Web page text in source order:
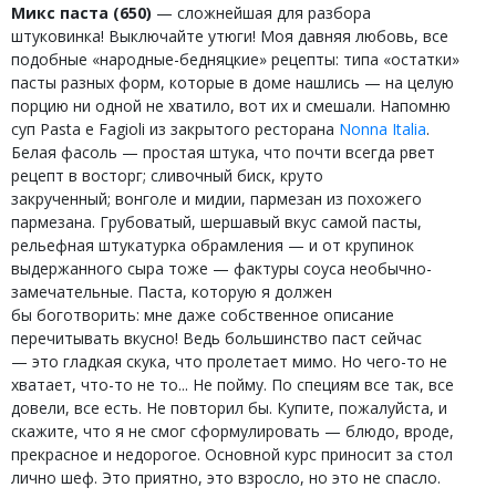
Микс паста (650) — сложнейшая для разбора
штуковинка! Выключайте утюги! Моя давняя любовь, все
подобные «народные-бедняцкие» рецепты: типа «остатки»
пасты разных форм, которые в доме нашлись — на целую
порцию ни одной не хватило, вот их и смешали. Напомню
суп Pasta e Fagioli из закрытого ресторана Nonna Italia.
Белая фасоль — простая штука, что почти всегда рвет
рецепт в восторг; сливочный биск, круто
закрученный; вонголе и мидии, пармезан из похожего
пармезана. Грубоватый, шершавый вкус самой пасты,
рельефная штукатурка обрамления — и от крупинок
выдержанного сыра тоже — фактуры соуса необычно-
замечательные. Паста, которую я должен
бы боготворить: мне даже собственное описание
перечитывать вкусно! Ведь большинство паст сейчас
— это гладкая скука, что пролетает мимо. Но чего-то не
хватает, что-то не то... Не пойму. По специям все так, все
довели, все есть. Не повторил бы. Купите, пожалуйста, и
скажите, что я не смог сформулировать — блюдо, вроде,
прекрасное и недорогое. Основной курс приносит за стол
лично шеф. Это приятно, это взросло, но это не спасло.